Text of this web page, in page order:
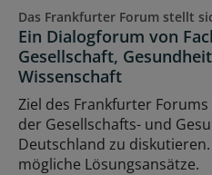
Das Frankfurter Forum stellt
Ein Dialogforum von
Gesellschaft,
Wissenschaft
Ziel des Frankfurter
der Gesellschafts- und
Deutschland zu
mögliche Lösungsansätze.